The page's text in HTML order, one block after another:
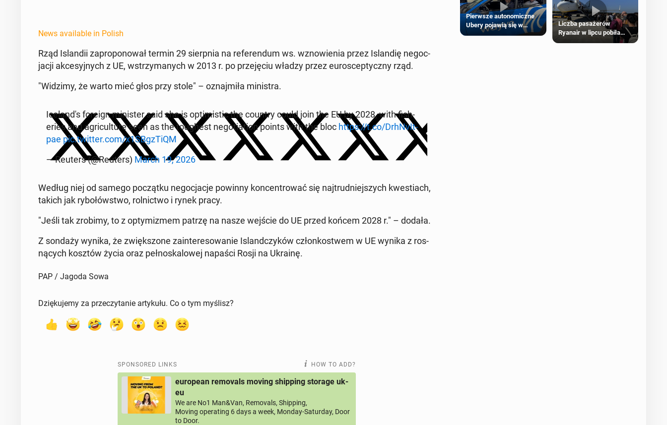
News available in Polish
Rząd Is­landii za­pro­ponował termin 29 sierp­nia na ref­er­en­dum ws. wznowienia przez Is­landię ne­goc­
jacji akcesyjnych z UE, wstrzy­manych w 2013 r. po prze­ję­ciu władzy przez eu­roscep­ty­czny rząd.
"Widzimy, że warto mieć głos przy stole" – oz­na­jmiła min­is­tra.
Ice­land's foreign min­is­ter said she is op­ti­mistic the country could join the EU by 2028, with fish­
eries and agri­cul­ture seen as the tough­est ne­go­ti­a­tion points with the bloc https://t.co/DrhN­vIt­
pae pic.twitter.com/x1SBgz­TiQM
— Reuters (@Reuters) March 19, 2026
Według niej od samego początku ne­goc­jac­je powinny kon­cen­trować się na­jtrud­niejszych kwes­t­i­ach,
takich jak ry­bołów­st­wo, rol­nict­wo i rynek pracy.
"Jeśli tak zrobimy, to z op­tymizmem patrzę na nasze wejście do UE przed końcem 2028 r." – dodała.
Z sondaży wynika, że zwięk­szone zain­tere­sowanie Is­land­czyków członkost­wem w UE wynika z ros­
ną­cych kosztów życia oraz pełnoskalowej napaści Rosji na Ukrainę.
PAP / Jagoda Sowa
Dziękujemy za przeczytanie artykułu. Co o tym myślisz?
SPONSORED LINKS HOW TO ADD?
european removals moving shipping storage uk-
eu
We are No1 Man&Van, Removals, Shipping,
Moving operating 6 days a week, Monday-Saturday, Door
to Door.
Pierwsze autonomiczne
Ubery pojawią się w
Londynie jeszcze tego
Liczba pasażerów
Ryanair w lipcu pobiła
rekord